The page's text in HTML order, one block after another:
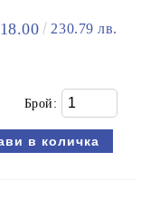
230.79 лв.
Брой: